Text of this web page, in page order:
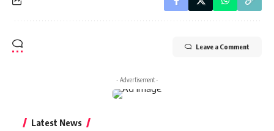
Leave a Comment
- Advertisement -
Latest News